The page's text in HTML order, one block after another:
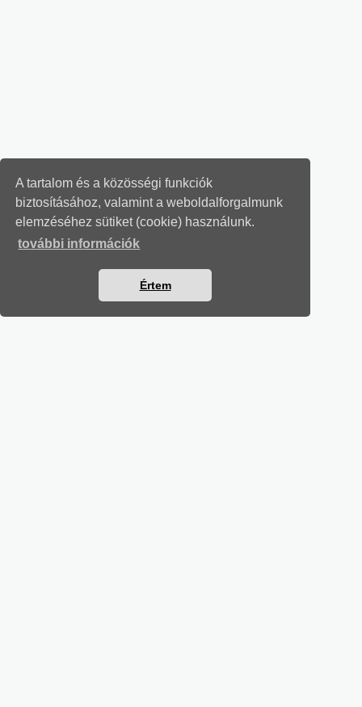
A tartalom és a közösségi funkciók
biztosításához, valamint a weboldalforgalmunk
elemzéséhez sütiket (cookie) használunk.
további információk
Értem